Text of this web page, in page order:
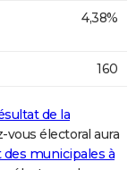
4,38%
160
de la
vous électoral aura
des municipales à